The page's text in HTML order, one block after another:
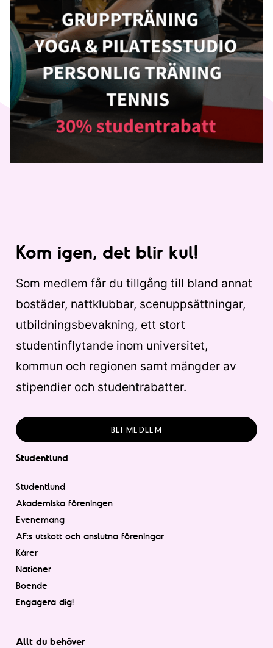
Kom igen, det blir kul!
Som medlem får du tillgång till bland annat
bostäder, nattklubbar, scenuppsättningar,
utbildningsbevakning, ett stort
studentinflytande inom universitet,
kommun och regionen samt mängder av
stipendier och studentrabatter.
BLI MEDLEM
Studentlund
Studentlund
Akademiska föreningen
Evenemang
AF:s utskott och anslutna föreningar
Kårer
Nationer
Boende
Engagera dig!
Allt du behöver